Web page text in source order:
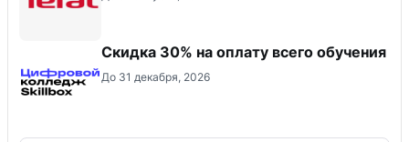
Скидка 30% на оплату всего обучения
До 31 декабря, 2026